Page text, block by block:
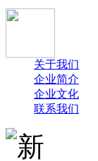
关于我们
企业简介
企业文化
联系我们